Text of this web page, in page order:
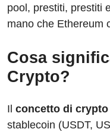
pool, prestiti, prestiti
mano che Ethereum
Cosa
Crypto?
Il concetto di
stablecoin (USDT,